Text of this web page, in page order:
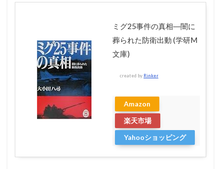
ミグ25事件の真相―闇に
葬られた防衛出動 (学研M
文庫)
created by Rinker
Amazon
楽天市場
Yahooショッピング